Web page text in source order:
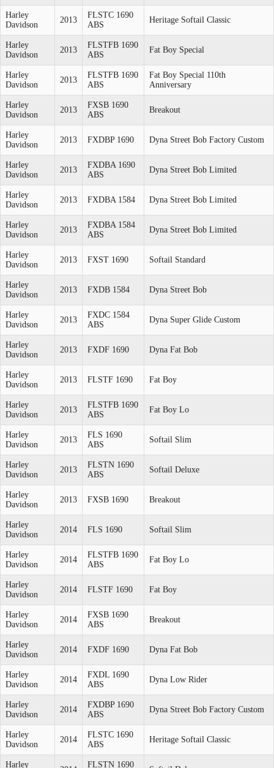
Harley
Davidson
2013
FLSTC 1690
ABS
Heritage Softail Classic
Harley
Davidson
2013
FLSTFB 1690
ABS
Fat Boy Special
Harley
Davidson
2013
FLSTFB 1690
ABS
Fat Boy Special 110th
Anniversary
Harley
Davidson
2013
FXSB 1690
ABS
Breakout
Harley
Davidson
2013 FXDBP 1690 Dyna Street Bob Factory Custom
Harley
Davidson
2013
FXDBA 1690
ABS
Dyna Street Bob Limited
Harley
Davidson
2013 FXDBA 1584 Dyna Street Bob Limited
Harley
Davidson
2013
FXDBA 1584
ABS
Dyna Street Bob Limited
Harley
Davidson
2013 FXST 1690 Softail Standard
Harley
Davidson
2013 FXDB 1584 Dyna Street Bob
Harley
Davidson
2013
FXDC 1584
ABS
Dyna Super Glide Custom
Harley
Davidson
2013 FXDF 1690 Dyna Fat Bob
Harley
Davidson
2013 FLSTF 1690 Fat Boy
Harley
Davidson
2013
FLSTFB 1690
ABS
Fat Boy Lo
Harley
Davidson
2013
FLS 1690
ABS
Softail Slim
Harley
Davidson
2013
FLSTN 1690
ABS
Softail Deluxe
Harley
Davidson
2013 FXSB 1690 Breakout
Harley
Davidson
2014 FLS 1690 Softail Slim
Harley
Davidson
2014
FLSTFB 1690
ABS
Fat Boy Lo
Harley
Davidson
2014 FLSTF 1690 Fat Boy
Harley
Davidson
2014
FXSB 1690
ABS
Breakout
Harley
Davidson
2014 FXDF 1690 Dyna Fat Bob
Harley
Davidson
2014
FXDL 1690
ABS
Dyna Low Rider
Harley
Davidson
2014
FXDBP 1690
ABS
Dyna Street Bob Factory Custom
Harley
Davidson
2014
FLSTC 1690
ABS
Heritage Softail Classic
Harley FLSTN 1690